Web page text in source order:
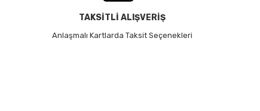
TAKSİTLİ ALIŞVERİŞ
Anlaşmalı Kartlarda Taksit Seçenekleri